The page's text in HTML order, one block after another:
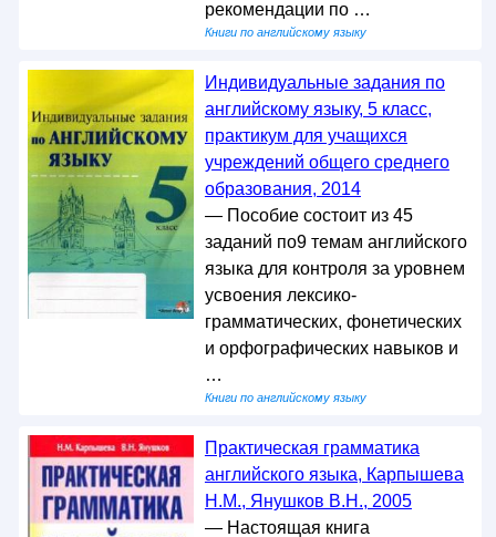
рекомендации по …
Книги по английскому языку
Индивидуальные задания по
английскому языку, 5 класс,
практикум для учащихся
учреждений общего среднего
образования, 2014
— Пособие состоит из 45
заданий по9 темам английского
языка для контроля за уровнем
усвоения лексико-
грамматических, фонетических
и орфографических навыков и
…
Книги по английскому языку
Практическая грамматика
английского языка, Карпышева
Н.М., Янушков В.Н., 2005
— Настоящая книга